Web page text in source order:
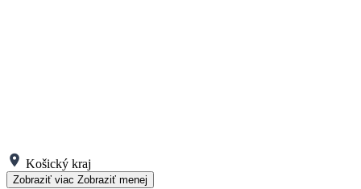
Košický kraj
Zobraziť viac Zobraziť menej